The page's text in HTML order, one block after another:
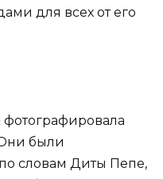
для всех от его
были
словам Диты Пепе,